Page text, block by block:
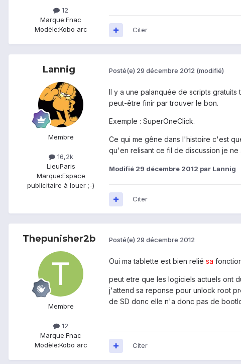
12
Marque:Fnac
Modèle:Kobo arc Citer
Lannig
Membre
16,2k
LieuParis
Marque:Espace
publicitaire à louer ;-)
Posté(e) 29 décembre 2012 (modifié)
Il y a une palanquée de scripts
peut-être finir par trouver le bon.
Exemple : SuperOneClick.
Ce qui me gêne dans l'histoire c'est
qu'en relisant ce fil de discussion je
Modifié 29 décembre 2012 par Lannig
Citer
Thepunisher2b
Membre
12
Marque:Fnac
Modèle:Kobo arc
Posté(e) 29 décembre 2012
Oui ma tablette est bien relié sa
peut etre que les logiciels actuels ont
j'attend sa reponse pour unlock root
de SD donc elle n'a donc pas de
Citer